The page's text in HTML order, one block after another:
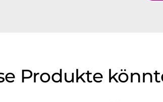
Produkte